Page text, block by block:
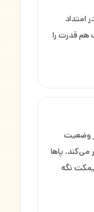
امتداد
قدرت را
وضعیت
می‌کند. پاها
نگه